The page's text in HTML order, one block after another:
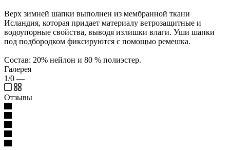
Верх зимней шапки выполнен из мембранной ткани
Исландия, которая придает материалу ветрозащитные и
водоупорные свойства, выводя излишки влаги. Уши шапки
под подбородком фиксируются с помощью ремешка.
Состав: 20% нейлон и 80 % полиэстер.
Галерея
1/0 —
Отзывы